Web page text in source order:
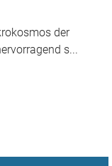
der
s...